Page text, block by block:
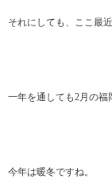
それにしても、ここ最
一年を通しても2月の福
今年は暖冬ですね。